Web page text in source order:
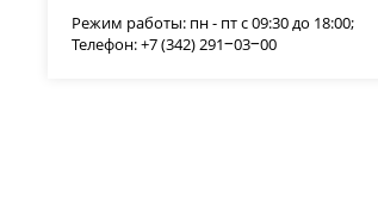
Режим работы: пн - пт с 09:30 до 18:00;
Телефон: +7 (342) 291‒03‒00